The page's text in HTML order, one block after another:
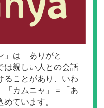
」は「ありがと
は親しい人との会話
ることがあり、いわ
「カムニャ」＝「あ
ています。